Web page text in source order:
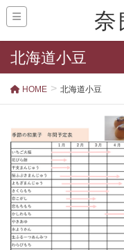
奈
北海道小豆
HOME 北海道小豆